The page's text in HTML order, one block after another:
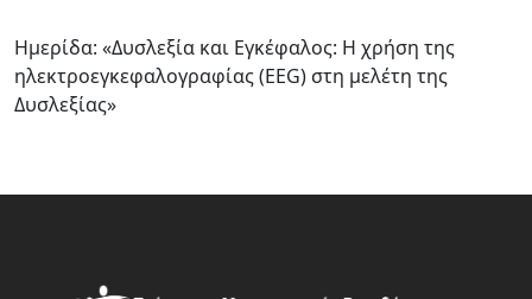
Ημερίδα: «Δυσλεξία και Εγκέφαλος: Η χρήση της
ηλεκτροεγκεφαλογραφίας (EEG) στη μελέτη της
Δυσλεξίας»